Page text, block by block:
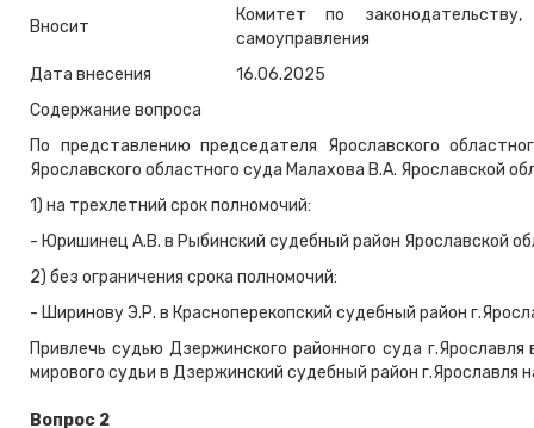
Вносит
Комитет по
самоуправления
Дата внесения
16.06.2025
Содержание вопроса
По представлению председателя Ярославского
Ярославского областного суда Малахова В.А. Ярославской
1) на трехлетний срок полномочий:
- Юришинец А.В. в Рыбинский судебный район Ярославской
2) без ограничения срока полномочий:
- Ширинову Э.Р. в Красноперекопский судебный район
Привлечь судью Дзержинского районного суда
мирового судьи в Дзержинский судебный район г.Ярославля
Вопрос 2